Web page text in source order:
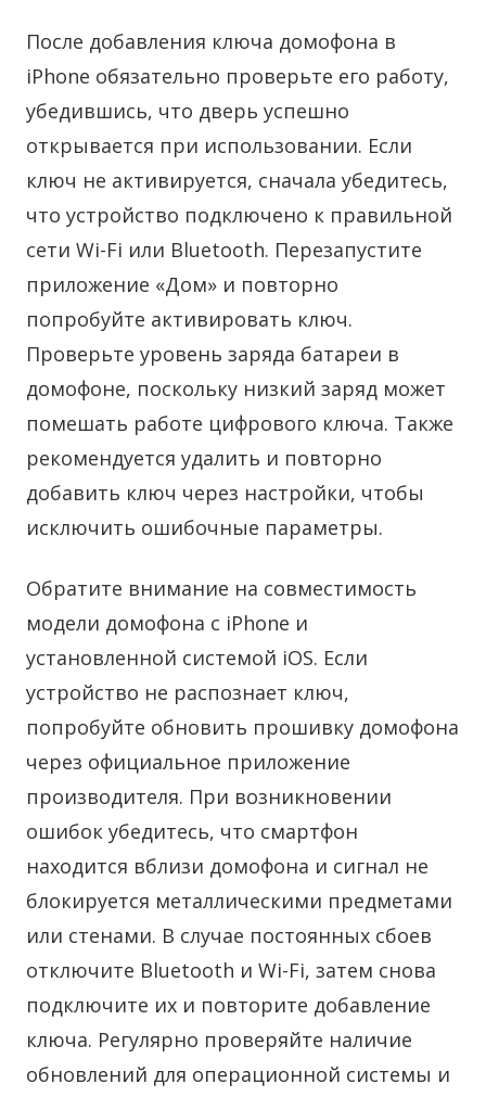
После добавления ключа домофона в
iPhone обязательно проверьте его работу,
убедившись, что дверь успешно
открывается при использовании. Если
ключ не активируется, сначала убедитесь,
что устройство подключено к правильной
сети Wi-Fi или Bluetooth. Перезапустите
приложение «Дом» и повторно
попробуйте активировать ключ.
Проверьте уровень заряда батареи в
домофоне, поскольку низкий заряд может
помешать работе цифрового ключа. Также
рекомендуется удалить и повторно
добавить ключ через настройки, чтобы
исключить ошибочные параметры.
Обратите внимание на совместимость
модели домофона с iPhone и
установленной системой iOS. Если
устройство не распознает ключ,
попробуйте обновить прошивку домофона
через официальное приложение
производителя. При возникновении
ошибок убедитесь, что смартфон
находится вблизи домофона и сигнал не
блокируется металлическими предметами
или стенами. В случае постоянных сбоев
отключите Bluetooth и Wi-Fi, затем снова
подключите их и повторите добавление
ключа. Регулярно проверяйте наличие
обновлений для операционной системы и